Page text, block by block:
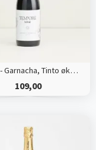
Terrae - Garnacha, Tinto økologisk rødvin
109,00